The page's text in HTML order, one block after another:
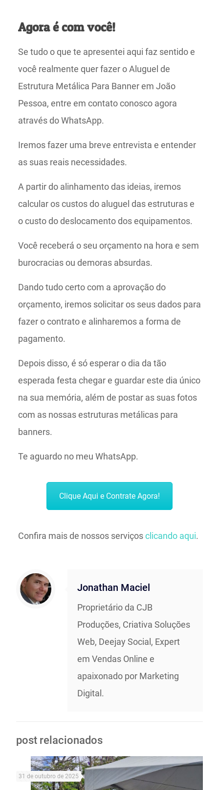
Agora é com você!
Se tudo o que te apresentei aqui faz sentido e
você realmente quer fazer o Aluguel de
Estrutura Metálica Para Banner em João
Pessoa, entre em contato conosco agora
através do WhatsApp.
Iremos fazer uma breve entrevista e entender
as suas reais necessidades.
A partir do alinhamento das ideias, iremos
calcular os custos do aluguel das estruturas e
o custo do deslocamento dos equipamentos.
Você receberá o seu orçamento na hora e sem
burocracias ou demoras absurdas.
Dando tudo certo com a aprovação do
orçamento, iremos solicitar os seus dados para
fazer o contrato e alinharemos a forma de
pagamento.
Depois disso, é só esperar o dia da tão
esperada festa chegar e guardar este dia único
na sua memória, além de postar as suas fotos
com as nossas estruturas metálicas para
banners.
Te aguardo no meu WhatsApp.
Clique Aqui e Contrate Agora!
Confira mais de nossos serviçosclicando aqui.
Jonathan Maciel
Proprietário da CJB
Produções, Criativa Soluções
Web, Deejay Social, Expert
em Vendas Online e
apaixonado por Marketing
Digital.
post relacionados
31 de outubro de 2025